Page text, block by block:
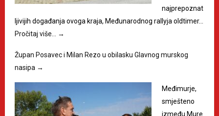
najprepoznat
ljivijih događanja ovoga kraja, Međunarodnog rallyja oldtimer…
Pročitaj više…
→
Župan Posavec i Milan Rezo u obilasku Glavnog murskog
nasipa →
Međimurje,
smješteno
između Mure